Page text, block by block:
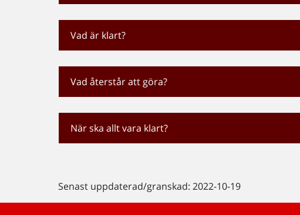
Vad är klart?
Vad återstår att göra?
När ska allt vara klart?
Senast uppdaterad/granskad: 2022-10-19